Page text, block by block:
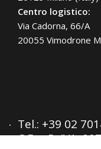
Centro logistico:
Via Cadorna, 66/A
20055 Vimodrone
Tel.: +39 02
C.F. e P. IVA: